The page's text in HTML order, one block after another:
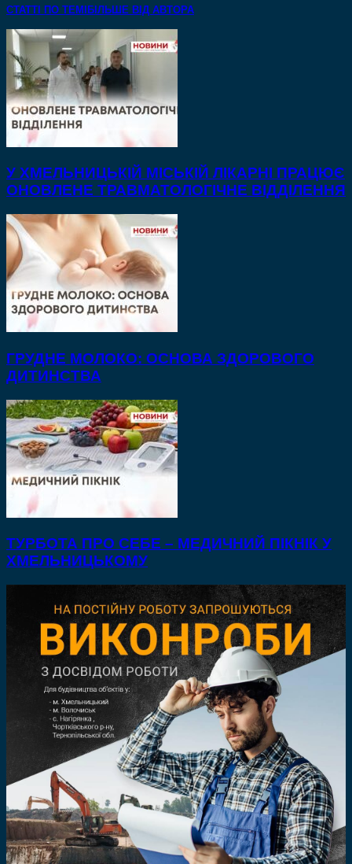
СТАТТІ ПО ТЕМІ БІЛЬШЕ ВІД АВТОРА
У ХМЕЛЬНИЦЬКІЙ МІСЬКІЙ ЛІКАРНІ ПРАЦЮЄ
ОНОВЛЕНЕ ТРАВМАТОЛОГІЧНЕ ВІДДІЛЕННЯ
ГРУДНЕ МОЛОКО: ОСНОВА ЗДОРОВОГО
ДИТИНСТВА
ТУРБОТА ПРО СЕБЕ – МЕДИЧНИЙ ПІКНІК У
ХМЕЛЬНИЦЬКОМУ